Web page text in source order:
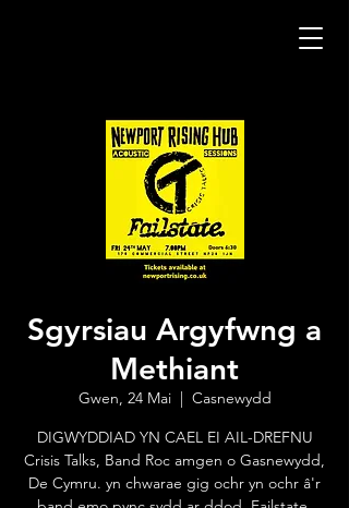
Sgyrsiau Argyfwng a
Methiant
Gwen, 24 Mai
  |
Casnewydd
DIGWYDDIAD YN CAEL EI AIL-DREFNU
Crisis Talks, Band Roc amgen o Gasnewydd,
De Cymru. yn chwarae gig ochr yn ochr â'r